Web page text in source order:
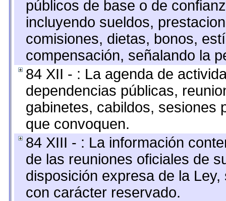
públicos de base o de
incluyendo sueldos,
comisiones, dietas, bonos,
compensación, señalando la
84 XII - : La agenda de
dependencias públicas,
gabinetes, cabildos, sesiones
que convoquen.
84 XIII - : La información
de las reuniones oficiales de
disposición expresa de la
con carácter reservado.